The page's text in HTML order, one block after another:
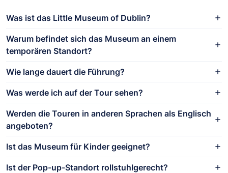
Was ist das Little Museum of Dublin?
Warum befindet sich das Museum an einem
temporären Standort?
Wie lange dauert die Führung?
Was werde ich auf der Tour sehen?
Werden die Touren in anderen Sprachen als Englisch
angeboten?
Ist das Museum für Kinder geeignet?
Ist der Pop-up-Standort rollstuhlgerecht?